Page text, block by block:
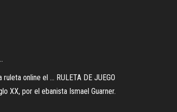
online el ... RULETA DE JUEGO
XX, por el ebanista Ismael Guarner.